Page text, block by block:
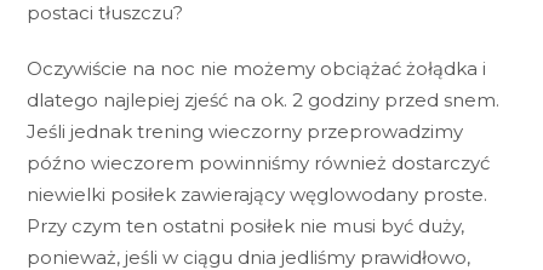
postaci tłuszczu?
Oczywiście na noc nie możemy obciążać żołądka i
dlatego najlepiej zjeść na ok. 2 godziny przed snem.
Jeśli jednak trening wieczorny przeprowadzimy
późno wieczorem powinniśmy również dostarczyć
niewielki posiłek zawierający węglowodany proste.
Przy czym ten ostatni posiłek nie musi być duży,
ponieważ, jeśli w ciągu dnia jedliśmy prawidłowo,